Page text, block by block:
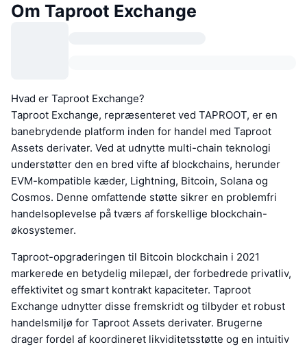
Om Taproot Exchange
Hvad er Taproot Exchange?
Taproot Exchange, repræsenteret ved TAPROOT, er en
banebrydende platform inden for handel med Taproot
Assets derivater. Ved at udnytte multi-chain teknologi
understøtter den en bred vifte af blockchains, herunder
EVM-kompatible kæder, Lightning, Bitcoin, Solana og
Cosmos. Denne omfattende støtte sikrer en problemfri
handelsoplevelse på tværs af forskellige blockchain-
økosystemer.
Taproot-opgraderingen til Bitcoin blockchain i 2021
markerede en betydelig milepæl, der forbedrede privatliv,
effektivitet og smart kontrakt kapaciteter. Taproot
Exchange udnytter disse fremskridt og tilbyder et robust
handelsmiljø for Taproot Assets derivater. Brugerne
drager fordel af koordineret likviditetsstøtte og en intuitiv